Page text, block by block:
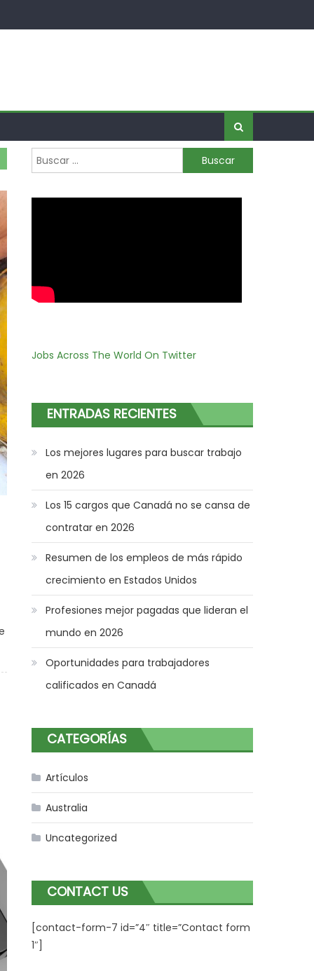
Buscar:
Jobs Across The World On Twitter
ENTRADAS RECIENTES
Los mejores lugares para buscar trabajo
en 2026
Los 15 cargos que Canadá no se cansa de
contratar en 2026
Resumen de los empleos de más rápido
crecimiento en Estados Unidos
Profesiones mejor pagadas que lideran el
mundo en 2026
Oportunidades para trabajadores
calificados en Canadá
CATEGORÍAS
Artículos
Australia
Uncategorized
CONTACT US
[contact-form-7 id=”4″ title=”Contact form
1″]